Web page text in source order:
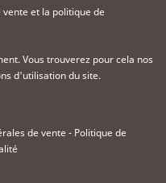
vente et la politique de
Vous trouverez pour cela nos
d'utilisation du site.
de vente - Politique de